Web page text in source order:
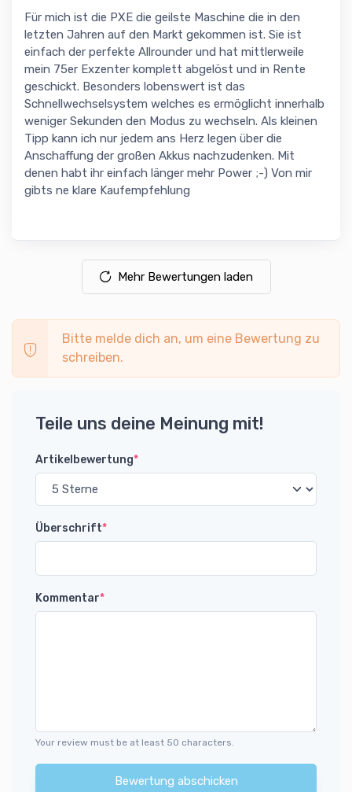
Für mich ist die PXE die geilste Maschine die in den
letzten Jahren auf den Markt gekommen ist. Sie ist
einfach der perfekte Allrounder und hat mittlerweile
mein 75er Exzenter komplett abgelöst und in Rente
geschickt. Besonders lobenswert ist das
Schnellwechselsystem welches es ermöglicht innerhalb
weniger Sekunden den Modus zu wechseln. Als kleinen
Tipp kann ich nur jedem ans Herz legen über die
Anschaffung der großen Akkus nachzudenken. Mit
denen habt ihr einfach länger mehr Power ;-) Von mir
gibts ne klare Kaufempfehlung
Mehr Bewertungen laden
Bitte melde dich an, um eine Bewertung zu
schreiben.
Teile uns deine Meinung mit!
Artikelbewertung*
Überschrift*
Kommentar*
Your review must be at least 50 characters.
Bewertung abschicken